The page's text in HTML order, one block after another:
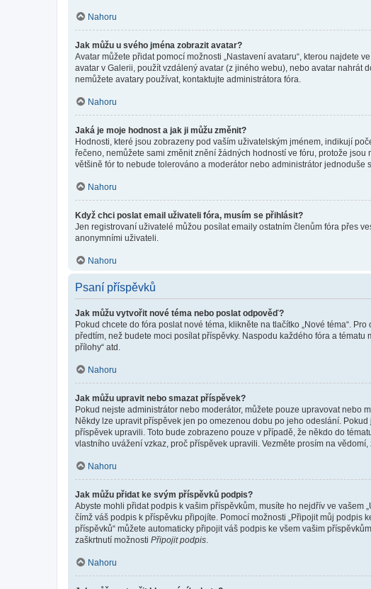
Nahoru
Jak můžu u svého jména zobrazit avatar?
Avatar můžete přidat pomocí možnosti „Nastavení avataru“, kterou najdete
avatar v Galerii, použít vzdálený avatar (z jiného webu), nebo avatar nahrát
nemůžete avatary používat, kontaktujte administrátora fóra.
Nahoru
Jaká je moje hodnost a jak ji můžu změnit?
Hodnosti, které jsou zobrazeny pod vaším uživatelským jménem, indikují
řečeno, nemůžete sami změnit znění žádných hodností ve fóru, protože
většině fór to nebude tolerováno a moderátor nebo administrátor jednoduše
Nahoru
Když chci poslat email uživateli fóra, musím se přihlásit?
Jen registrovaní uživatelé můžou posílat emaily ostatním členům fóra přes
anonymními uživateli.
Nahoru
Psaní příspěvků
Jak můžu vytvořit nové téma nebo poslat odpověď?
Pokud chcete do fóra poslat nové téma, klikněte na tlačítko „Nové téma“.
předtím, než budete moci posílat příspěvky. Naspodu každého fóra a
přílohy“ atd.
Nahoru
Jak můžu upravit nebo smazat příspěvek?
Pokud nejste administrátor nebo moderátor, můžete pouze upravovat nebo
Někdy lze upravit příspěvek jen po omezenou dobu po jeho odeslání.
příspěvek upravili. Toto bude zobrazeno pouze v případě, že někdo do
vlastního uvážení vzkaz, proč příspěvek upravili. Vezměte prosím na
Nahoru
Jak můžu přidat ke svým příspěvků podpis?
Abyste mohli přidat podpis k vašim příspěvkům, musíte ho nejdřív ve vašem
čímž váš podpis k příspěvku připojíte. Pomocí možnosti „Připojit můj podpis
příspěvků“ můžete automaticky připojit váš podpis ke všem vašim
zaškrtnutí možnosti Připojit podpis
Nahoru